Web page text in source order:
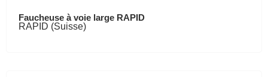
Faucheuse à voie large RAPID
RAPID (Suisse)